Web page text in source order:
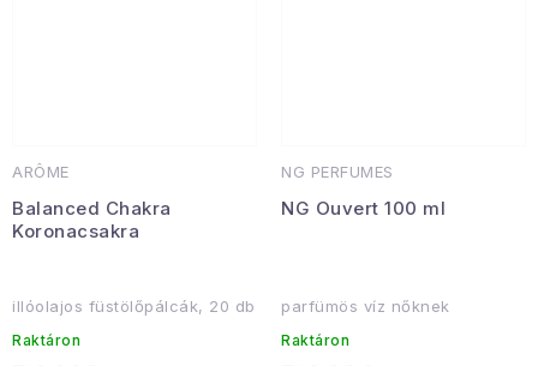
ARÔME
Balanced Chakra
Koronacsakra
illóolajos füstölőpálcák, 20 db
Raktáron
NG PERFUMES
NG Ouvert 100 ml
parfümös víz nőknek
Raktáron